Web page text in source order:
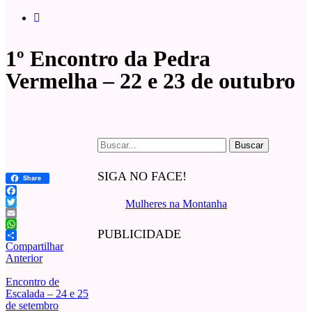
1º Encontro da Pedra
Vermelha – 22 e 23 de outubro
Share
Facebook
Twitter
Email
WhatsApp
Compartilhar
Buscar
por:
SIGA NO FACE!
Mulheres na Montanha
PUBLICIDADE
Anterior
Encontro de
Escalada – 24 e 25
de setembro